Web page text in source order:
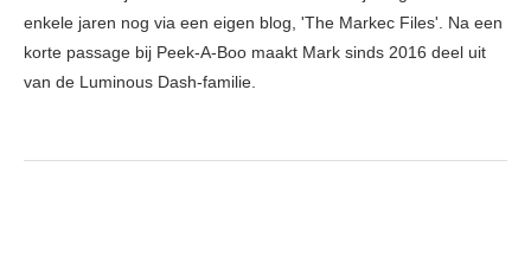
enkele jaren nog via een eigen blog, 'The Markec Files'. Na een
korte passage bij Peek-A-Boo maakt Mark sinds 2016 deel uit
van de Luminous Dash-familie.